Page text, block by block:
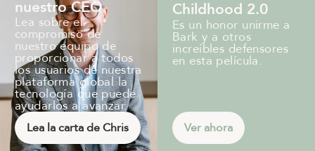
nuestro CEO
Lea sobre el
compromiso de
nuestro equipo de
proporcionar a todos
los usuarios de nuestra
plataforma global la
tecnología que puede
ayudarlos a avanzar.
Lea la carta de Chris
Childhood 2.0
Es un honor unirme a
Bark y a otros
increíbles defensores
en esta película.
Ver ahora